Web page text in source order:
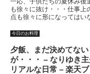
も徐々に抜け・・・仕事上
点も徐々に形になってはい
メージ出来るかも、という
あるということです。まさ
に・・・吉野家１日全国１
食限定復...
今日のお料理
夕飯、まだ決めてない
が・・・ – なりゆき
リアルな日常 – 楽天